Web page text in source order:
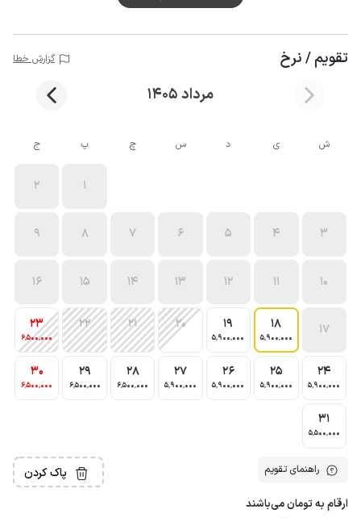
تقویم / نرخ گزارش خطا
مرداد 1405
ش ی د س چ پ ج
1
2
3
4
5
6
7
8
9
10
11
12
13
14
15
16
17
18
5٬900٬000
19
5٬900٬000
20
21
22
23
6٬500٬000
24
5٬900٬000
25
5٬900٬000
26
5٬900٬000
27
5٬900٬000
28
6٬500٬000
29
6٬500٬000
30
6٬500٬000
31
5٬500٬000
راهنمای تقویم پاک کردن
ارقام به تومان می‌باشند